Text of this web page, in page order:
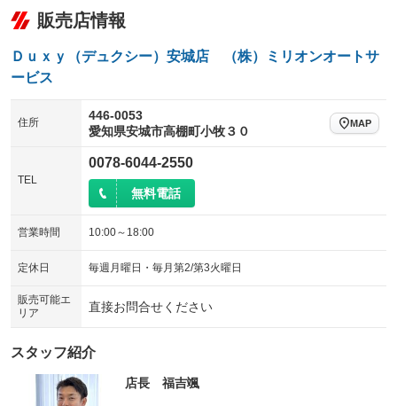
販売店情報
Ｄｕｘｙ（デュクシー）安城店 （株）ミリオンオートサ
ービス
住所
446-0053
愛知県安城市高棚町小牧３０
MAP
TEL
0078-6044-2550
無料電話
営業時間 10:00～18:00
定休日 毎週月曜日・毎月第2/第3火曜日
販売可能エ
リア
直接お問合せください
スタッフ紹介
店長 福吉颯